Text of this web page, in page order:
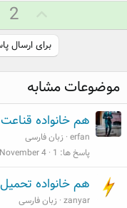
ا
ی
م
ث
ب
ت
2
برای ارسال
موضوعات مشابه
هم خانواده
erfan زبان فارسی
پاسخ ها 1
4
هم خانواده تحمیل
zanyar زبان فارسی